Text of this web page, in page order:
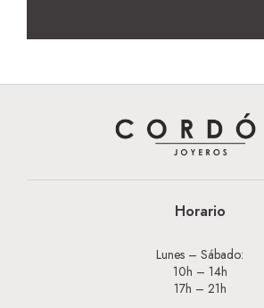
Horario
Lunes – Sábado:
10h – 14h
17h – 21h